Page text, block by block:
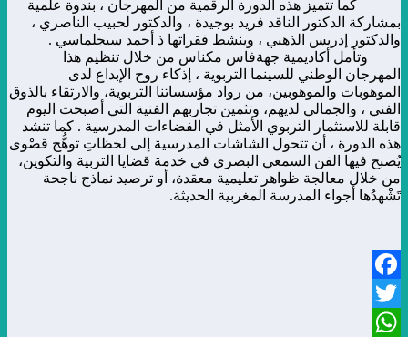
كما تتميز هذه الدورة الرقمية من المهرجان ، بندوة علمية
بمشاركة الدكتور الناقد فريد بوجيدة ، والدكتور لحبيب الناصري ،
والدكتور إدريس الذهبي ، وينشط فقراتها ذ أحمد سيجلماسي .
وتأمل أكاديمية جهةفاس مكناس من خلال تنظيم هذا
المهرجان الوطني للسينما التربوية ، إذكاء روح الإبداع لدى
الموهوبات والموهوبين، من رواد مؤسساتنا التربوية، والارتقاء بالذوق
الفني ، والجمالي لديهم، وتثمين تجاربهم الفنية التي أصبحت اليوم
قابلة للاستثمار التربوي الأمثل في الفضاءات المدرسية . كما تنشد
هذه الدورة ، أن تتحول الشاشات المدرسية إلى لحظاتِ توهُّج قصْوى
يُصبح فيها الفن السمعي البصري في خدمة قضايا التربية والتكوين،
من خلال معالجة ظواهر تعليمية معقدة، أو ترصيد نماذج ناجحة
تَشْهدُها أجواء المدرسة المغربية الحديثة.
Facebook
Twitter